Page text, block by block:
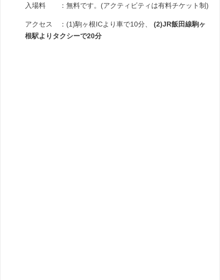
入場料 ：無料です。(アクティビティは有料チケット制)
アクセス ： (1)駒ヶ根ICより車で10分、
(2)JR飯田線駒ヶ
根駅よりタクシーで20分